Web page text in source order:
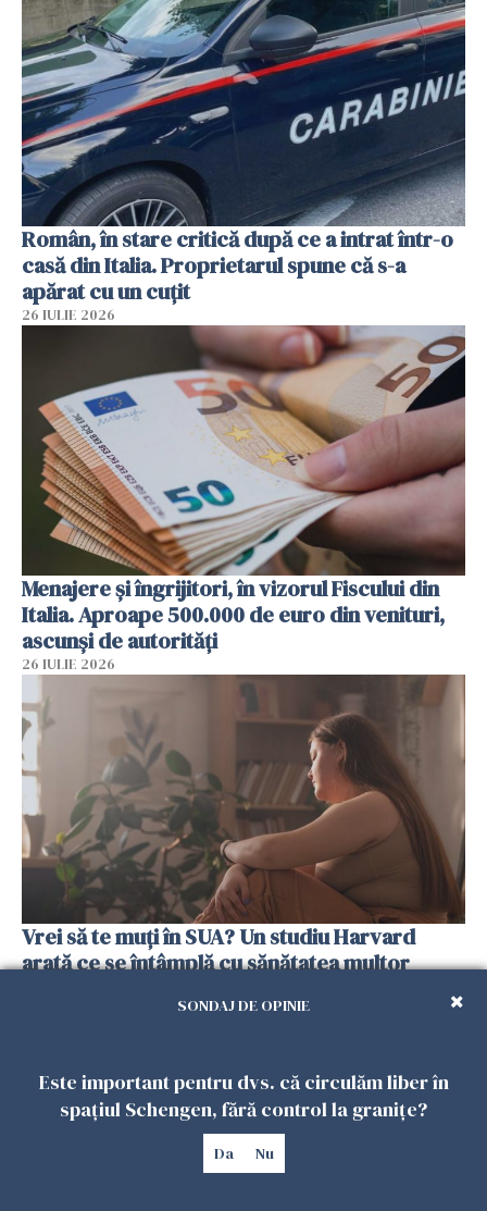
Român, în stare critică după ce a intrat într-o
casă din Italia. Proprietarul spune că s-a
apărat cu un cuțit
26 IULIE 2026
Menajere și îngrijitori, în vizorul Fiscului din
Italia. Aproape 500.000 de euro din venituri,
ascunși de autorități
26 IULIE 2026
Vrei să te muți în SUA? Un studiu Harvard
arată ce se întâmplă cu sănătatea multor
SONDAJ DE OPINIE
Este important pentru dvs. că circulăm liber în
spațiul Schengen, fără control la granițe?
Da Nu